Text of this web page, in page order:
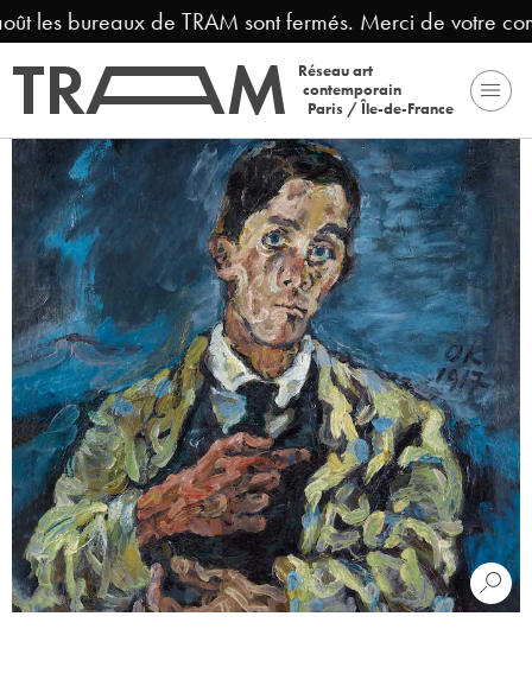
les bureaux de TRAM sont fermés. Merci de votre
Réseau art
contemporain
Paris / Île-de-France